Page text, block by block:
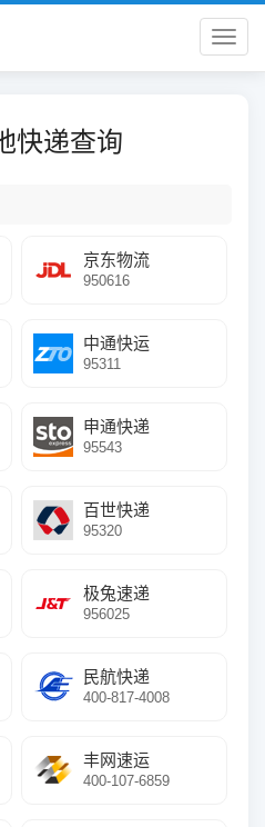
PC
快递查询
京东物流
950616
中通快运
95311
申通快递
95543
百世快递
95320
极兔速递
956025
民航快递
400-817-4008
丰网速运
400-107-6859